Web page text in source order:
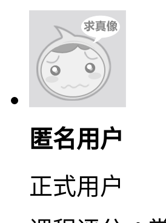
匿名用户
正式用户